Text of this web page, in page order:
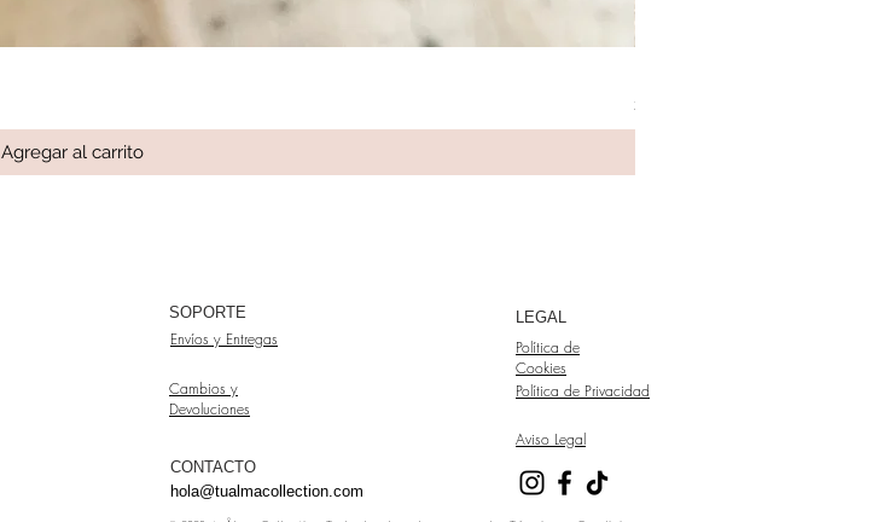
Agregar al carrito
Precio
23,99 €
SOPORTE
Envíos y Entregas
Cambios y
Devoluciones
LEGAL
Política de
Cookies
Política de Privacidad
Aviso Legal
CONTACTO
hola@tualmacollection.com